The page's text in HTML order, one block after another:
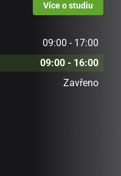
Víceo studiu
09:00 - 17:00
09:00 - 16:00
Zavřeno